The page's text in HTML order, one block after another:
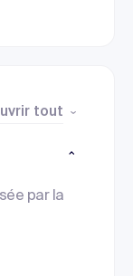
tout
par la